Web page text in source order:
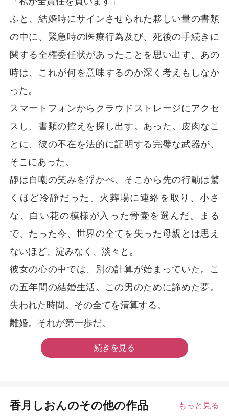
ふと、結婚時にサインさせられた夥しい量の書類
の中に、緊急時の医療行為及び、死後の手続きに
関する全権委任状があったことを思い出す。あの
時は、これが何を意味するのか深く考えもしなか
った。
スマートフォンからクラウドストレージにアクセ
スし、書類の控えを探し出す。あった。皮肉なこ
とに、彼の不在を法的に証明する完璧な武器が、
そこにあった。
靜は自嘲の笑みを浮かべ、そこから先の行動は驚
くほど冷静だった。火葬場に連絡を取り、小さ
な、白い花の模様が入った骨壷を選んだ。まる
で、たった今、世界の全てを失った母親とは思え
ないほど、淀みなく、淡々と。
彼女の心の中では、別の計算が始まっていた。こ
の五年間の結婚生活。この男のために諦めた夢。
失われた時間。その全てを清算する。
離婚。それが第一歩だ。
続きを見る
香月しおんのその他の作品 もっと見る